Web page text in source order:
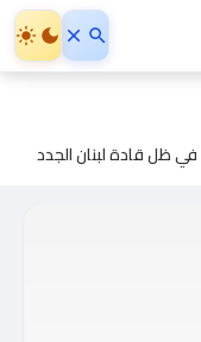
ظل قادة لبنان الجدد